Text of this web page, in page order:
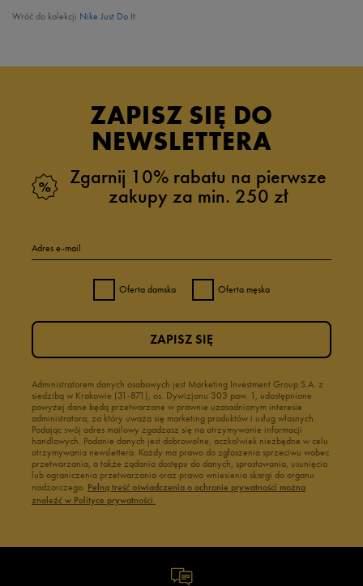
Wróć do kolekcji Nike Just Do It
ZAPISZ SIĘ DO
NEWSLETTERA
Zgarnij 10% rabatu na pierwsze
zakupy za min. 250 zł
Adres e-mail
Oferta damska Oferta męska
Administratorem danych osobowych jest Marketing Investment Group S.A. z
siedzibą w Krakowie (31-871), os. Dywizjonu 303 paw. 1, udostępnione
powyżej dane będą przetwarzane w prawnie uzasadnionym interesie
administratora, za który uważa się marketing produktów i usług własnych.
Podając swój adres mailowy zgadzasz się na otrzymywanie informacji
handlowych. Podanie danych jest dobrowolne, aczkolwiek niezbędne w celu
otrzymywania newslettera. Każdy ma prawo do zgłoszenia sprzeciwu wobec
przetwarzania, a także żądania dostępu do danych, sprostowania, usunięcia
lub ograniczenia przetwarzania oraz prawo wniesienia skargi do organu
nadzorczego. Pełną treść oświadczenia o ochronie prywatności można
znaleźć w Polityce prywatności.
ZAPISZ SIĘ